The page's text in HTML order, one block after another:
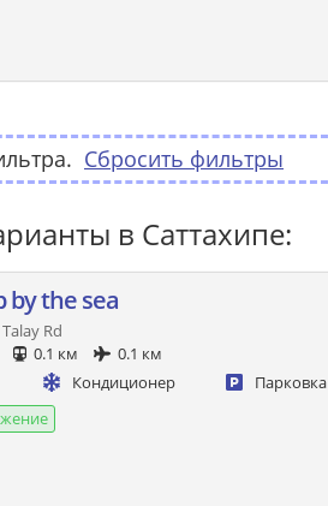
Сбросить фильтры
в Саттахипе:
by the sea
Rd
0.1 км
0.1 км
Кондиционер
Парковка